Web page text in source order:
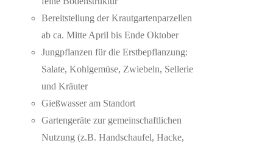
Bereitstellung der Krautgartenparzellen
ab ca. Mitte April bis Ende Oktober
Jungpflanzen für die Erstbepflanzung:
Salate, Kohlgemüse, Zwiebeln, Sellerie
und Kräuter
Gießwasser am Standort
Gartengeräte zur gemeinschaftlichen
Nutzung (z.B. Handschaufel, Hacke,